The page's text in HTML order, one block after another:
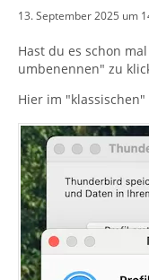
13. September 2025 um
Hast du es schon
umbenennen" zu
Hier im